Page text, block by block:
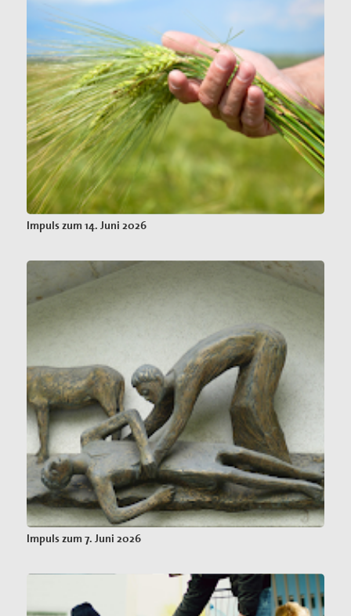
Impuls zum 14. Juni 2026
Impuls zum 7. Juni 2026